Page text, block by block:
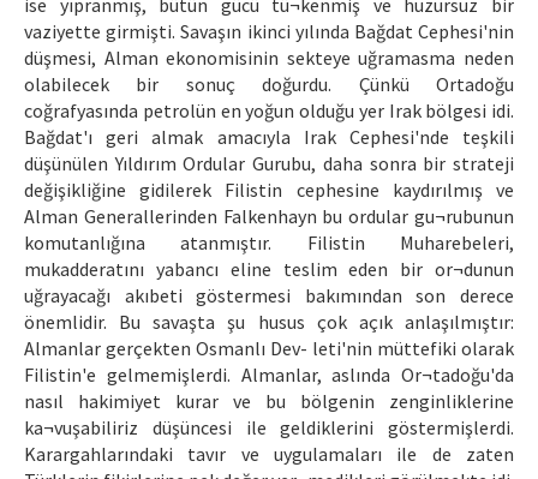
ise yıpranmış, bütün gücü tü¬kenmiş ve huzursuz bir
vaziyette girmişti. Savaşın ikinci yılında Bağdat Cephesi'nin
düşmesi, Alman ekonomisinin sekteye uğramasma neden
olabilecek bir sonuç doğurdu. Çünkü Ortadoğu
coğrafyasında petrolün en yoğun olduğu yer Irak bölgesi idi.
Bağdat'ı geri almak amacıyla Irak Cephesi'nde teşkili
düşünülen Yıldırım Ordular Gurubu, daha sonra bir strateji
değişikliğine gidilerek Filistin cephesine kaydırılmış ve
Alman Generallerinden Falkenhayn bu ordular gu¬rubunun
komutanlığına atanmıştır. Filistin Muharebeleri,
mukadderatını yabancı eline teslim eden bir or¬dunun
uğrayacağı akıbeti göstermesi bakımından son derece
önemlidir. Bu savaşta şu husus çok açık anlaşılmıştır:
Almanlar gerçekten Osmanlı Dev- leti'nin müttefiki olarak
Filistin'e gelmemişlerdi. Almanlar, aslında Or¬tadoğu'da
nasıl hakimiyet kurar ve bu bölgenin zenginliklerine
ka¬vuşabiliriz düşüncesi ile geldiklerini göstermişlerdi.
Karargahlarındaki tavır ve uygulamaları ile de zaten